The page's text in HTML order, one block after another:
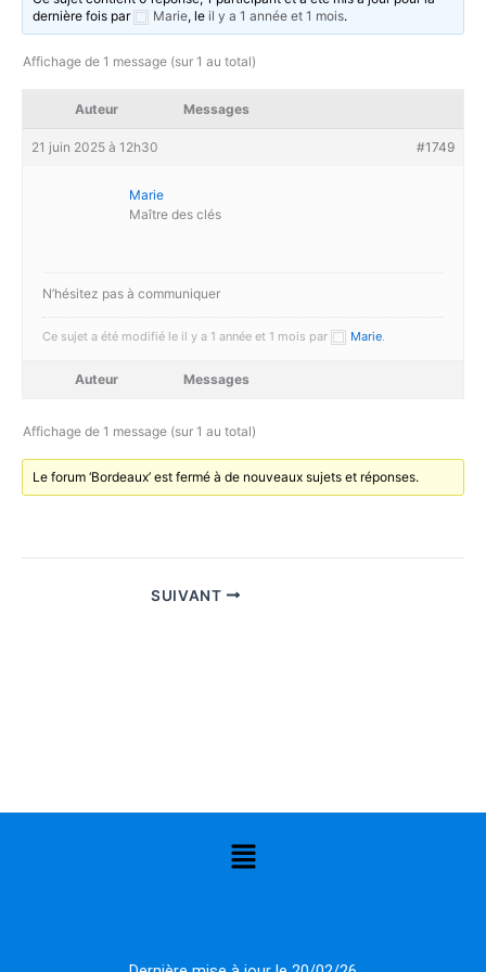
k
dernière fois par
Marie, leil y a 1 année et 1 mois.
Affichage de 1 message (sur 1 au total)
Auteur Messages
21 juin 2025 à 12h30 #1749
Marie
Maître des clés
N’hésitez pas à communiquer
Ce sujet a été modifié le il y a 1 année et 1 mois par Marie.
Auteur Messages
Affichage de 1 message (sur 1 au total)
Le forum ‘Bordeaux’ est fermé à de nouveaux sujets et réponses.
SUIVANT
Menu